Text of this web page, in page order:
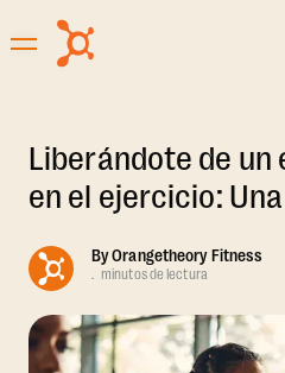
Liberándote de
en el ejercicio:
ByOrangetheory Fitness
. minutos de lectura